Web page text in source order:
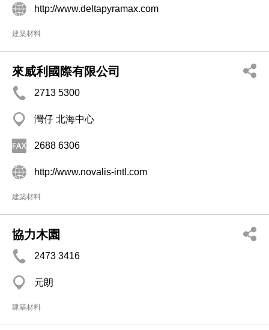
http://www.deltapyramax.com
建築材料
來威利國際有限公司
2713 5300
灣仔 北海中心
2688 6306
http://www.novalis-intl.com
建築材料
協力木園
2473 3416
元朗
建築材料